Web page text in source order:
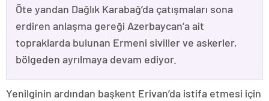
Öte yandan Dağlık Karabağ’da çatışmaları sona
erdiren anlaşma gereği Azerbaycan’a ait
topraklarda bulunan Ermeni siviller ve askerler,
bölgeden ayrılmaya devam ediyor.
Yenilginin ardından başkent Erivan’da istifa etmesi için